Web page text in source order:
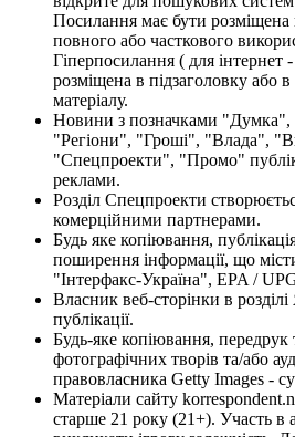
Посилання має бути розміщена
повного або часткового
Гіперпосилання ( для
розміщена в підзаголовку або
матеріалу.
Новини з позначками "Думка",
"Регіони", "Гроші", "Влада",
"Спецпроекти", "Промо"
реклами.
Розділ Спецпроекти
комерційними партнерами.
Будь яке копіювання,
поширення інформації, що
"Інтерфакс-Україна", EPA /
Власник веб-сторінки в
публікації.
Будь-яке копіювання, передрук
фотографічних творів та/або
правовласника Getty Images -
Матеріали сайту
старше 21 року (21+). Участь в